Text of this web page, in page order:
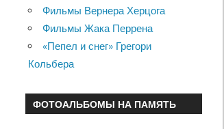
Фильмы Вернера Херцога
Фильмы Жака Перрена
«Пепел и снег» Грегори
Кольбера
ФОТОАЛЬБОМЫ НА ПАМЯТЬ